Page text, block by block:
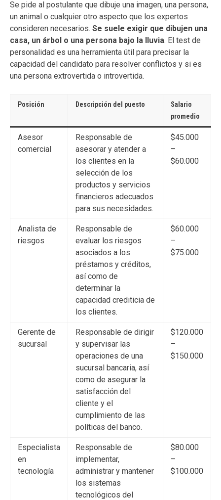
Se pide al postulante que dibuje una imagen, una persona,
un animal o cualquier otro aspecto que los expertos
consideren necesarios. Se suele exigir que dibujen una
casa, un árbol o una persona bajo la lluvia. El test de
personalidad es una herramienta útil para precisar la
capacidad del candidato para resolver conflictos y si es
una persona extrovertida o introvertida.
Posición Descripción del puesto
Salario
promedio
Asesor
comercial
Responsable de
asesorar y atender a
los clientes en la
selección de los
productos y servicios
financieros adecuados
para sus necesidades.
$45.000
–
$60.000
Analista de
riesgos
Responsable de
evaluar los riesgos
asociados a los
préstamos y créditos,
así como de
determinar la
capacidad crediticia de
los clientes.
$60.000
–
$75.000
Gerente de
sucursal
Responsable de dirigir
y supervisar las
operaciones de una
sucursal bancaria, así
como de asegurar la
satisfacción del
cliente y el
cumplimiento de las
políticas del banco.
$120.000
–
$150.000
Especialista
en
tecnología
Responsable de
implementar,
administrar y mantener
los sistemas
tecnológicos del
$80.000
–
$100.000